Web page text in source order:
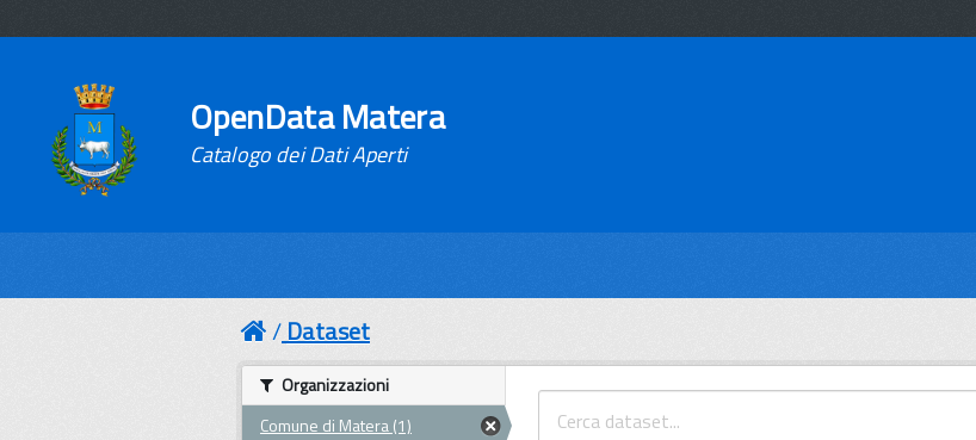
OpenData Matera
Catalogo dei Dati Aperti
Dataset
Organizzazioni
Comune di Matera (1)